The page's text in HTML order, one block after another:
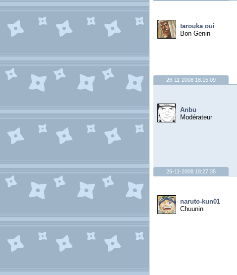
tarouka oui
Bon Genin
26-11-2008 18:15:09
Anbu
Modérateur
26-11-2008 18:27:35
naruto-kun01
Chuunin